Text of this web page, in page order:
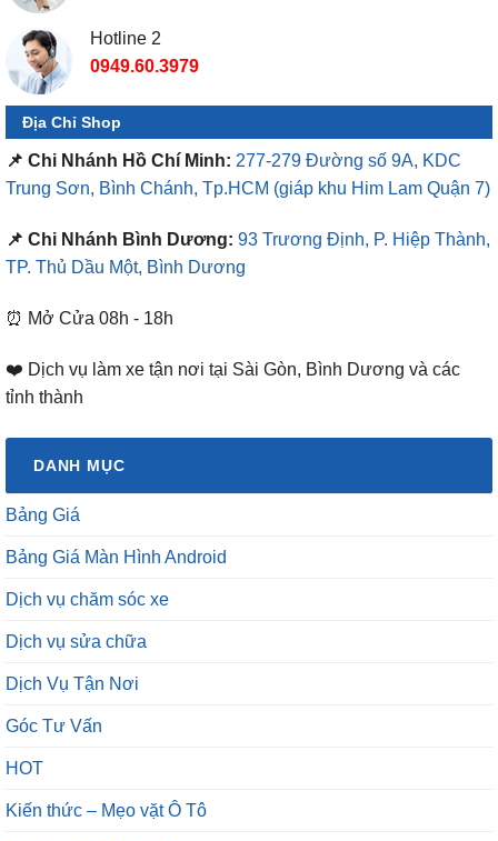
Hotline 2
0949.60.3979
Địa Chỉ Shop
📌 Chi Nhánh Hồ Chí Minh: 277-279 Đường số 9A, KDC
Trung Sơn, Bình Chánh, Tp.HCM (giáp khu Him Lam Quận 7)
📌 Chi Nhánh Bình Dương: 93 Trương Định, P. Hiệp Thành,
TP. Thủ Dầu Một, Bình Dương
⏰ Mở Cửa 08h - 18h
❤️ Dịch vụ làm xe tận nơi tại Sài Gòn, Bình Dương và các
tỉnh thành
DANH MỤC
Bảng Giá
Bảng Giá Màn Hình Android
Dịch vụ chăm sóc xe
Dịch vụ sửa chữa
Dịch Vụ Tận Nơi
Góc Tư Vấn
HOT
Kiến thức – Mẹo vặt Ô Tô